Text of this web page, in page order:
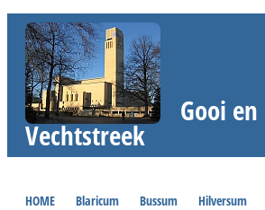
Gooi en
Vechtstreek
HOME Blaricum Bussum Hilversum